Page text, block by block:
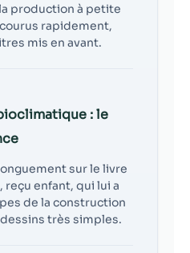
production à petite
rapidement,
mis en avant.
: le
sur le livre
reçu enfant, qui lui a
de la construction
très simples.